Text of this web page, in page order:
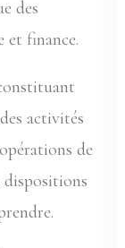
des
et finance.
activités
de
dispositions